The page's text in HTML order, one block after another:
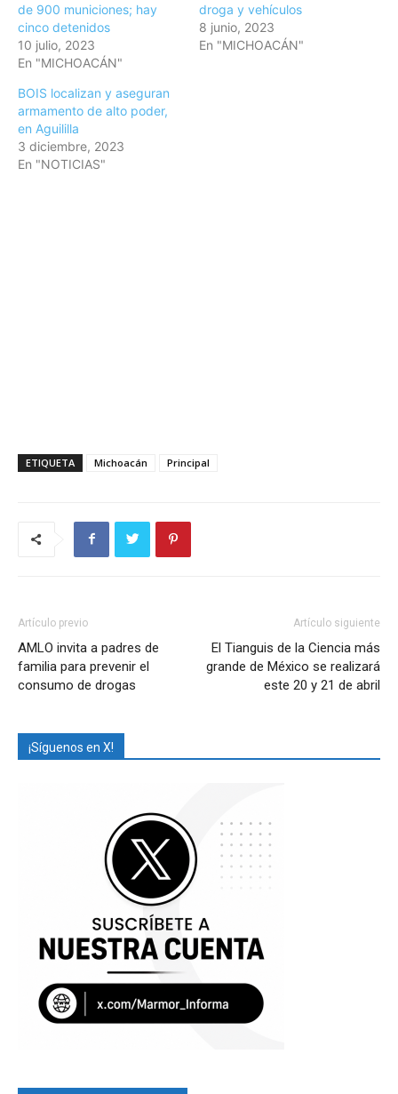
de 900 municiones; hay
cinco detenidos
10 julio, 2023
En "MICHOACÁN"
droga y vehículos
8 junio, 2023
En "MICHOACÁN"
BOIS localizan y aseguran
armamento de alto poder,
en Aguililla
3 diciembre, 2023
En "NOTICIAS"
ETIQUETA Michoacán Principal
Artículo previo
AMLO invita a padres de
familia para prevenir el
consumo de drogas
Artículo siguiente
El Tianguis de la Ciencia más
grande de México se realizará
este 20 y 21 de abril
¡Síguenos en X!